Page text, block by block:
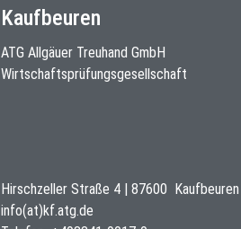
Kaufbeuren
ATG Allgäuer Treuhand GmbH
Wirtschaftsprüfungsgesellschaft
Hirschzeller Straße 4 87600
Kaufbeuren
info(at)kf.atg.de